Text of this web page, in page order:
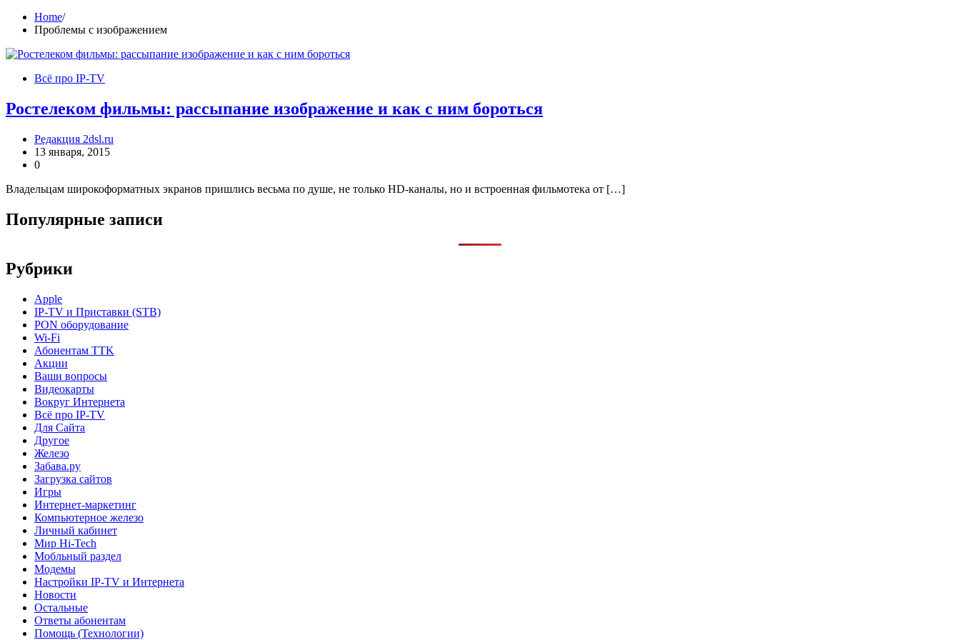
Home
Проблемы с изображением
Всё про IP-TV
Ростелеком фильмы: рассыпание изображение и как с ним бороться
Редакция 2dsl.ru
13 января, 2015
0
Владельцам широкоформатных экранов пришлись весьма по душе, не только HD-каналы, но и встроенная фильмотека от […]
Популярные записи
Рубрики
Apple
IP-TV и Приставки (STB)
PON оборудование
Wi-Fi
Абонентам TTK
Акции
Ваши вопросы
Видеокарты
Вокруг Интернета
Всё про IP-TV
Для Сайта
Другое
Железо
Забава.ру
Загрузка сайтов
Игры
Интернет-маркетинг
Компьютерное железо
Личный кабинет
Мир Hi-Tech
Мобльный раздел
Модемы
Настройки IP-TV и Интернета
Новости
Остальные
Ответы абонентам
Помощь (Технологии)